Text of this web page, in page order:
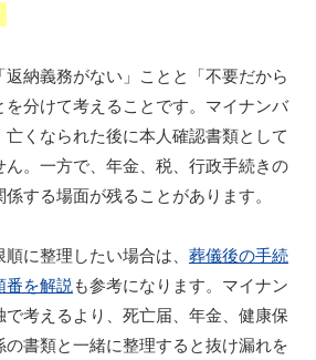
納義務がない」ことと「不要だから
分けて考えることです。マイナンバ
くなられた後に本人確認書類として
。一方で、年金、税、行政手続きの
する場面が残ることがあります。
に整理したい場合は、 葬儀後の手続
番を解説 も参考になります。マイナン
考えるより、死亡届、年金、健康保
書類と一緒に整理すると抜け漏れを